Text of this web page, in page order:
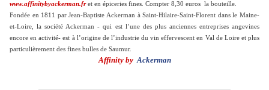
www.affinitybyackerman.fr et en épiceries fines. Compter 8,30 euros la bouteille.
Fondée en 1811 par Jean-Baptiste Ackerman à Saint-Hilaire-Saint-Florent dans le Maine-
et-Loire, la société Ackerman - qui est l’une des plus anciennes entreprises angevines
encore en activité-est à l’origine de l’industrie du vin effervescent en Val de Loire et plus
particulièrement des fines bulles de Saumur.
Affinity byAckerman